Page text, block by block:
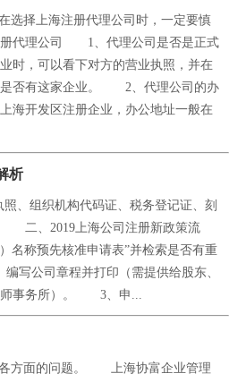
选择上海注册代理公司时，一定要慎
代理公司 1、代理公司是否是正式
，可以看下对方的营业执照，并在
是否有这家企业。 2、代理公司的办
开发区注册企业，办公地址一般在
析
、组织机构代码证、税务登记证、刻
二、2019上海公司注册新政策流
称预先核准申请表”并检索是否有重
公司章程并打印（需提供给股东、
师事务所）。 3、申...
各方面的问题。 上海协富企业管理